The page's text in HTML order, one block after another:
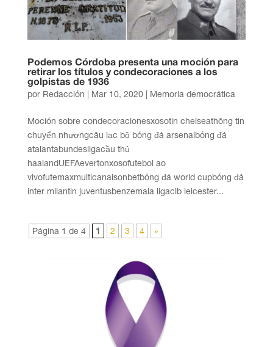
Podemos Córdoba presenta una moción para
retirar los títulos y condecoraciones a los
golpistas de 1936
por Redacción | Mar 10, 2020| Memoria democrática
Moción sobre condecoracionesxosotin chelseathông tin
chuyển nhượngcâu lạc bộ bóng đá arsenalbóng đá
atalantabundesligacầu thủ
haalandUEFAevertonxosofutebol ao
vivofutemaxmulticanaisonbetbóng đá world cupbóng đá
inter milantin juventusbenzemala ligaclb leicester...
Página 1 de 4 1 2 3 4 »